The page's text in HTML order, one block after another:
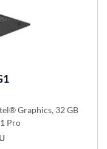
Graphics, 32 GB
Pro